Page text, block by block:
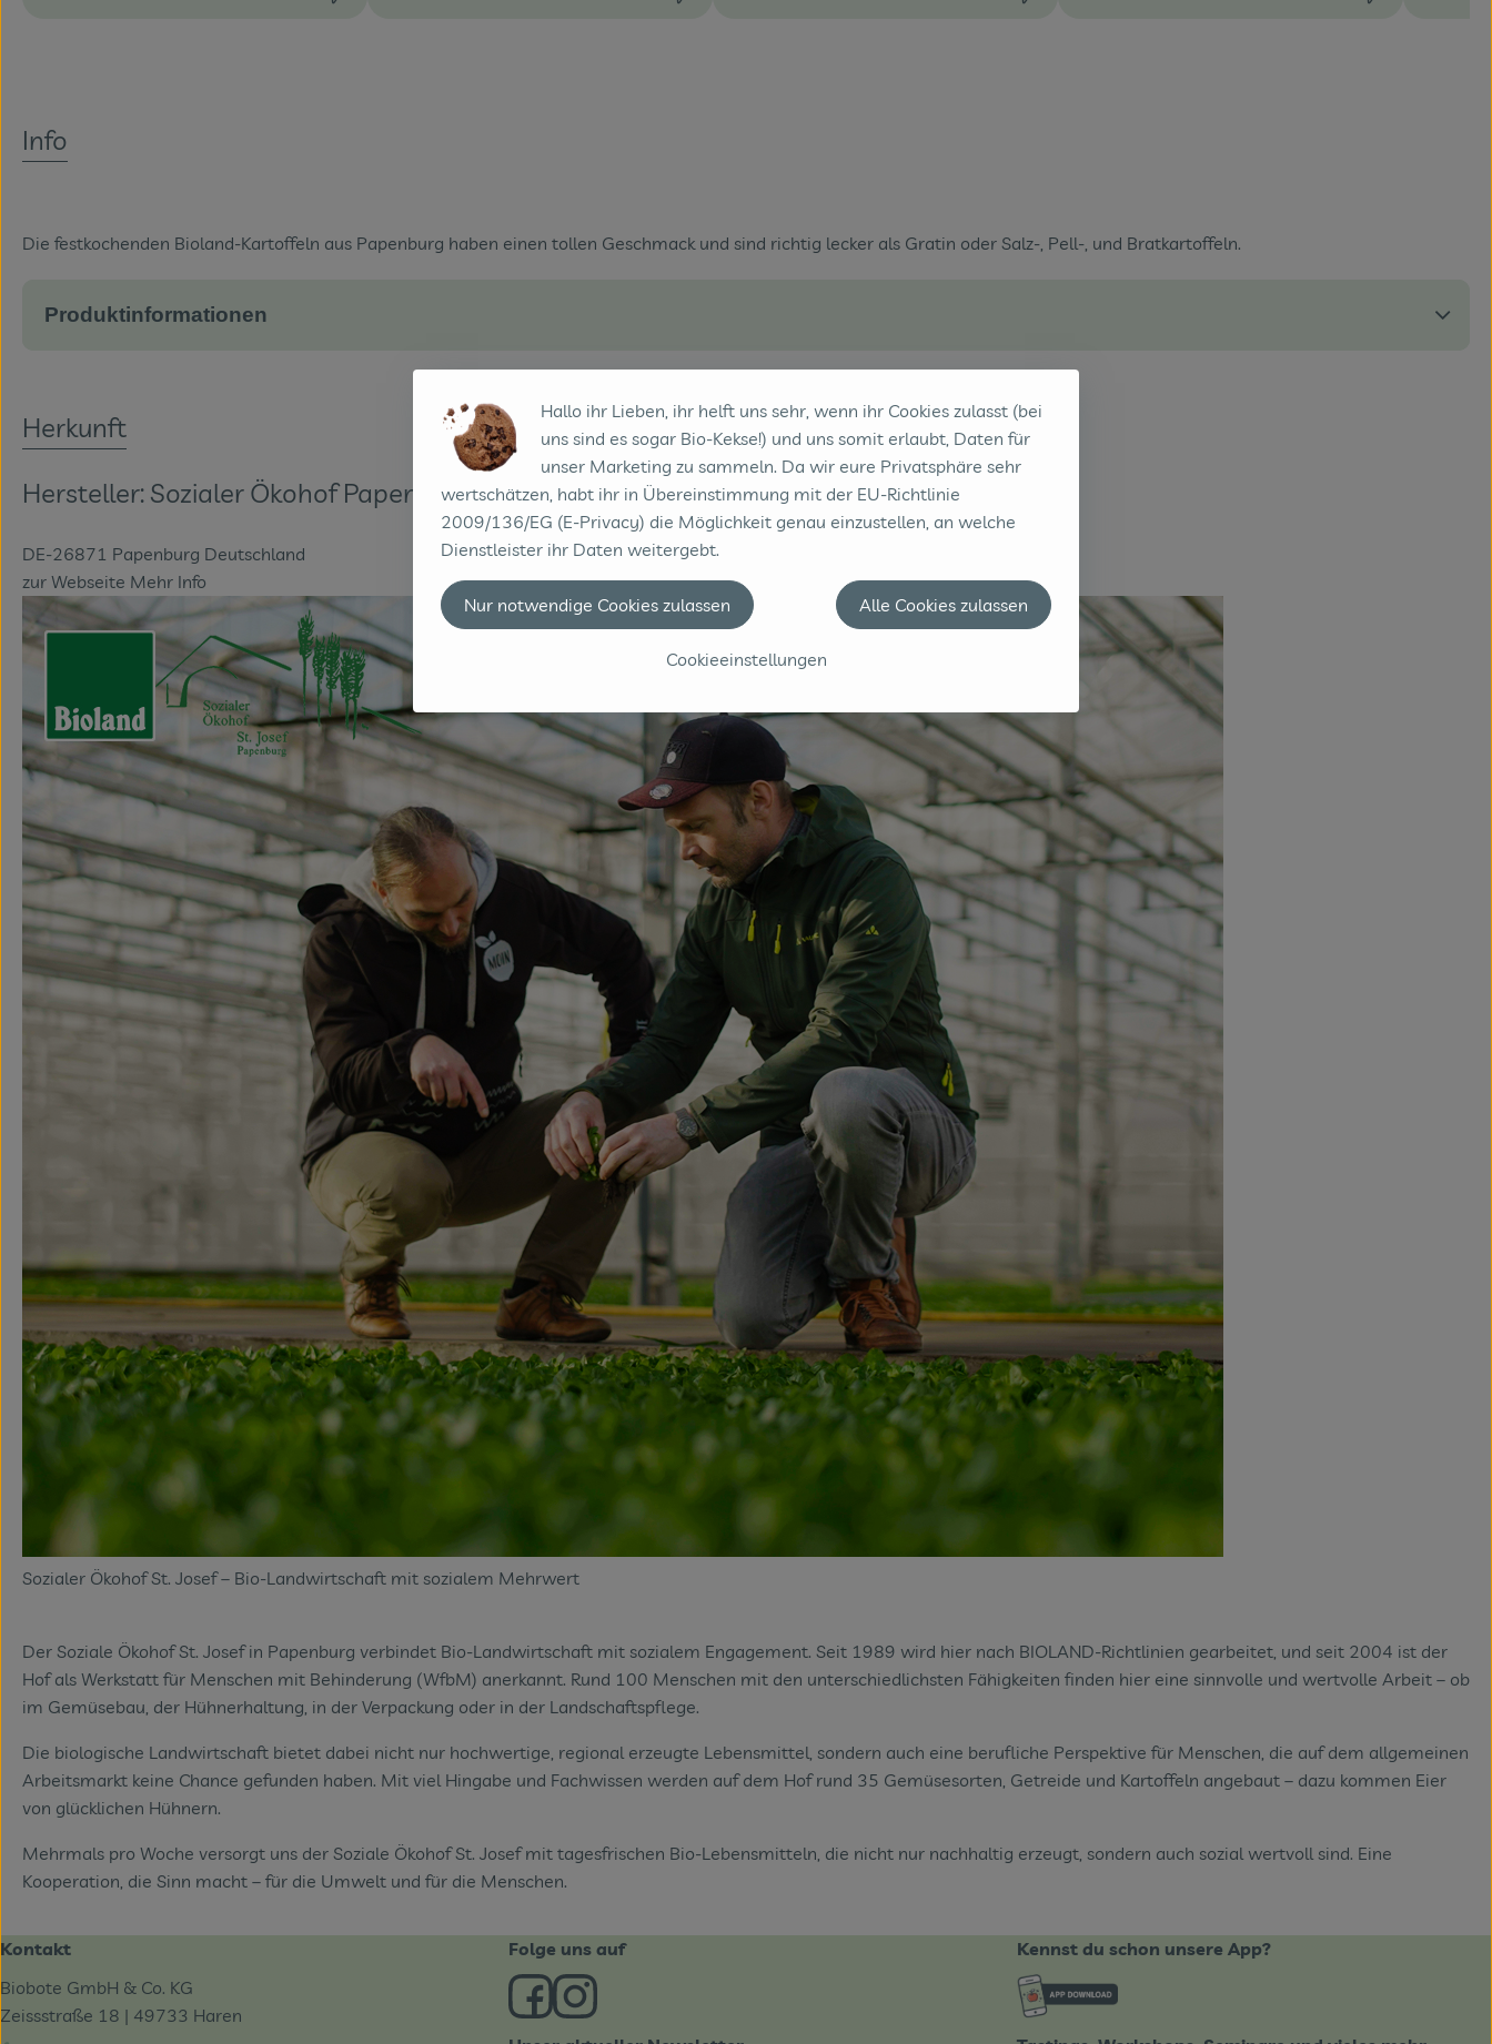
Info
Die festkochenden Bioland-Kartoffeln aus Papenburg haben einen tollen Geschmack und sind richtig lecker als Gratin oder Salz-, Pell-, und Bratkartoffeln.
Produktinformationen
Herkunft
Hersteller: Sozialer Ökohof Papenburg
DE-26871 Papenburg Deutschland
zur Webseite Mehr Info
Sozialer Ökohof St. Josef – Bio-Landwirtschaft mit sozialem Mehrwert
Der Soziale Ökohof St. Josef in Papenburg verbindet Bio-Landwirtschaft mit sozialem Engagement. Seit 1989 wird hier nach BIOLAND-Richtlinien gearbeitet, und seit 2004 ist der
Hof als Werkstatt für Menschen mit Behinderung (WfbM) anerkannt. Rund 100 Menschen mit den unterschiedlichsten Fähigkeiten finden hier eine sinnvolle und wertvolle Arbeit – ob
im Gemüsebau, der Hühnerhaltung, in der Verpackung oder in der Landschaftspflege.
Die biologische Landwirtschaft bietet dabei nicht nur hochwertige, regional erzeugte Lebensmittel, sondern auch eine berufliche Perspektive für Menschen, die auf dem allgemeinen
Arbeitsmarkt keine Chance gefunden haben. Mit viel Hingabe und Fachwissen werden auf dem Hof rund 35 Gemüsesorten, Getreide und Kartoffeln angebaut – dazu kommen Eier
von glücklichen Hühnern.
Mehrmals pro Woche versorgt uns der Soziale Ökohof St. Josef mit tagesfrischen Bio-Lebensmitteln, die nicht nur nachhaltig erzeugt, sondern auch sozial wertvoll sind. Eine
Kooperation, die Sinn macht – für die Umwelt und für die Menschen.
Kontakt
Biobote GmbH & Co. KG
Zeissstraße 18 | 49733 Haren
Folge uns auf
Externer Link zu https://www.facebook.com/derBiobote/
Externer Link zu https://www.instagram.com/biobote_de/
Kennst du schon unsere App?
Externer Link zu https://www.biobote-
Hallo ihr Lieben, ihr helft uns sehr, wenn ihr Cookies zulasst (bei
uns sind es sogar Bio-Kekse!) und uns somit erlaubt, Daten für
unser Marketing zu sammeln. Da wir eure Privatsphäre sehr
wertschätzen, habt ihr in Übereinstimmung mit der EU-Richtlinie
2009/136/EG (E-Privacy) die Möglichkeit genau einzustellen, an welche
Dienstleister ihr Daten weitergebt.
Cookieeinstellungen
Nur notwendige Cookies zulassen Alle Cookies zulassen